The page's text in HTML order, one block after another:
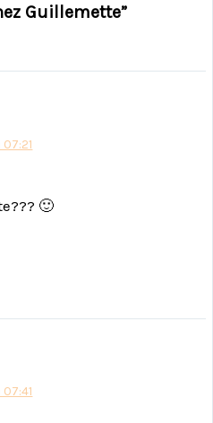
Guillemette”
🙂